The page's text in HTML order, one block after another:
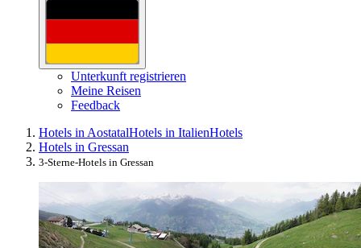
Unterkunft registrieren
Meine Reisen
Feedback
Hotels in AostatalHotels in ItalienHotels
Hotels in Gressan
3-Sterne-Hotels in Gressan